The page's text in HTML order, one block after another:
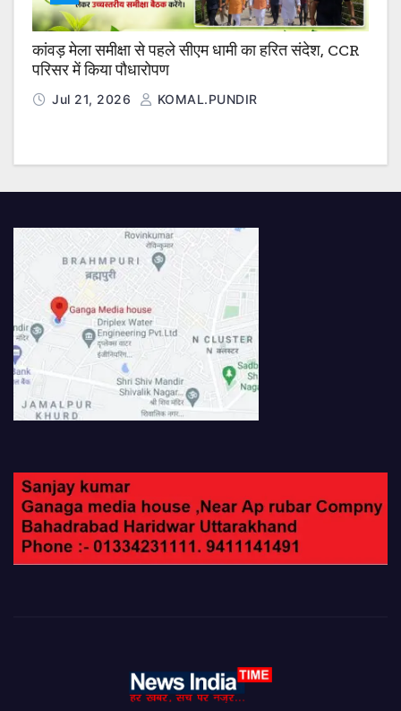
कांवड़ मेला समीक्षा से पहले सीएम धामी का हरित संदेश, CCR
परिसर में किया पौधारोपण
Jul 21, 2026 KOMAL.PUNDIR